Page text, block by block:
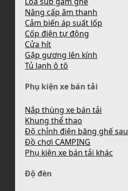
Nâng cấp âm thanh
Cảm biến áp suất lốp
Cốp điện tự động
Cửa hít
Gập gương lên kính
Tủ lạnh ô tô
Phụ kiện xe bán tải
Nắp thùng xe bán tải
Khung thể thao
Độ chỉnh điện băng ghế sau
Đồ chơi CAMPING
Phụ kiện xe bán tải khác
Độ đèn